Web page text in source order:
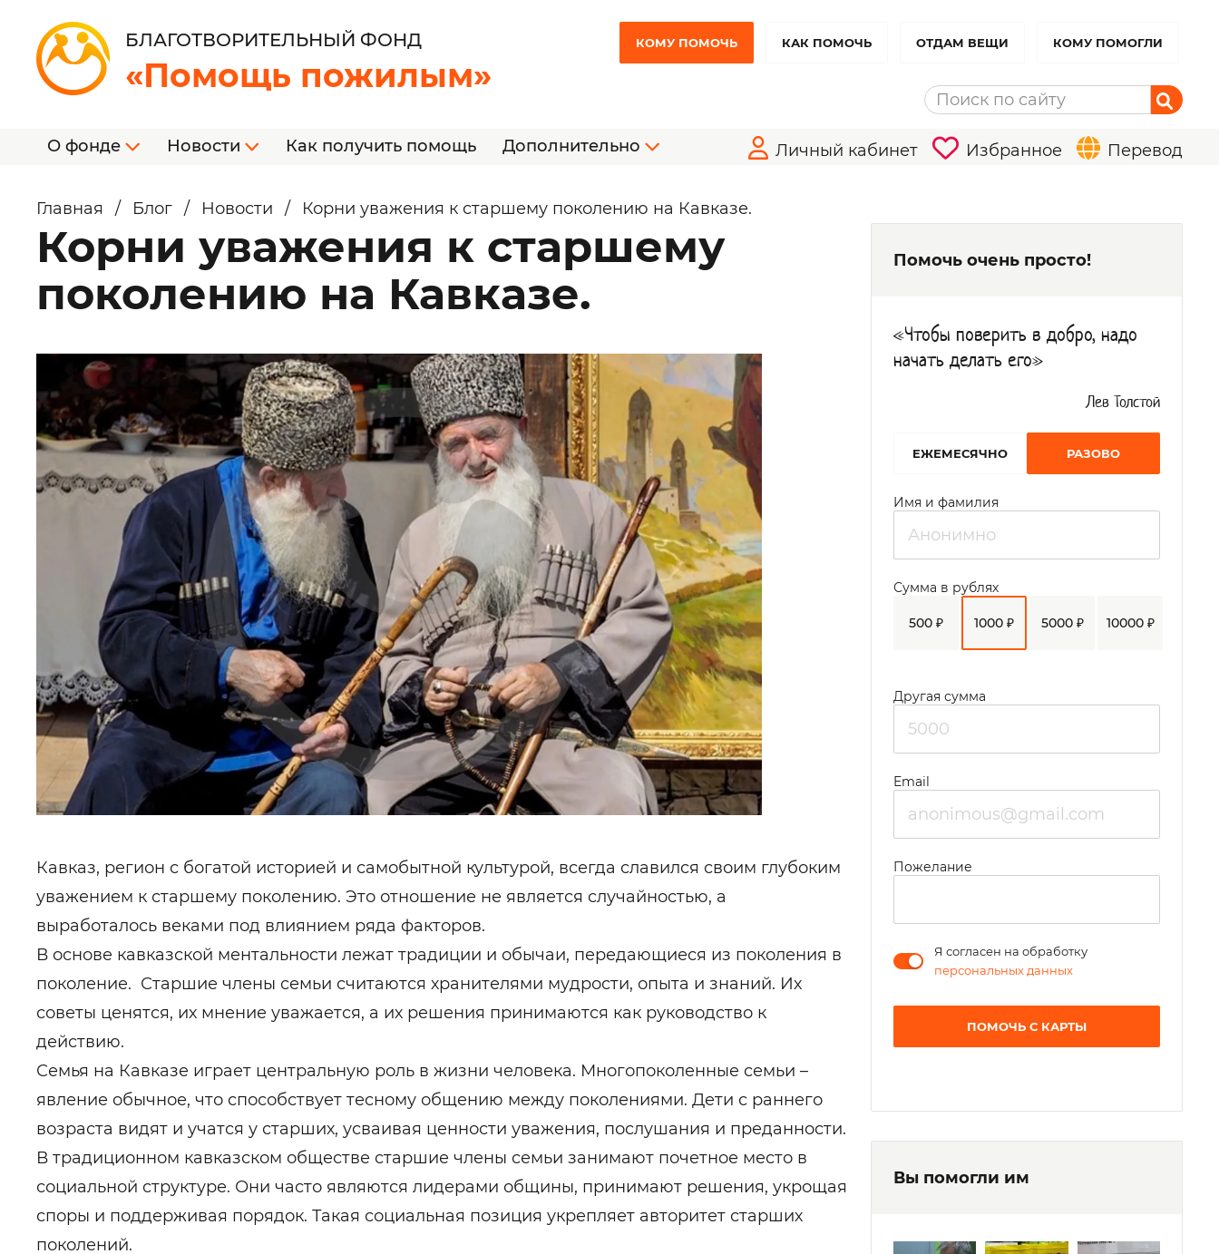
БЛАГОТВОРИТЕЛЬНЫЙ ФОНД
«Помощь пожилым»
КОМУ ПОМОЧЬ КАК ПОМОЧЬ ОТДАМ ВЕЩИ КОМУ ПОМОГЛИ
О фонде Новости Как получить помощь Дополнительно Личный кабинет Избранное Перевод
Главная / Блог / Новости / Корни уважения к старшему поколению на Кавказе.
Корни уважения к старшему
поколению на Кавказе.
Кавказ, регион с богатой историей и самобытной культурой, всегда славился своим глубоким
уважением к старшему поколению. Это отношение не является случайностью, а
выработалось веками под влиянием ряда факторов.
В основе кавказской ментальности лежат традиции и обычаи, передающиеся из поколения в
поколение. Старшие члены семьи считаются хранителями мудрости, опыта и знаний. Их
советы ценятся, их мнение уважается, а их решения принимаются как руководство к
действию.
Семья на Кавказе играет центральную роль в жизни человека. Многопоколенные семьи –
явление обычное, что способствует тесному общению между поколениями. Дети с раннего
возраста видят и учатся у старших, усваивая ценности уважения, послушания и преданности.
В традиционном кавказском обществе старшие члены семьи занимают почетное место в
социальной структуре. Они часто являются лидерами общины, принимают решения, укрощая
споры и поддерживая порядок. Такая социальная позиция укрепляет авторитет старших
поколений.
Помочь очень просто!
«Чтобы поверить в добро, надо
начать делать его»
Лев Толстой
EЖЕМЕСЯЧНО РАЗОВО
Имя и фамилия
500 ₽ 1000 ₽ 5000 ₽ 10000 ₽
Сумма в рублях
Другая сумма
Email
Пожелание
Я согласен на обработку
персональных данных
ПОМОЧЬ С КАРТЫ
Вы помогли им